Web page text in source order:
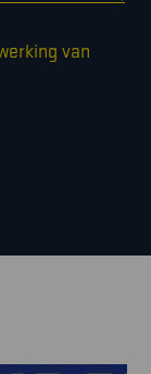
van